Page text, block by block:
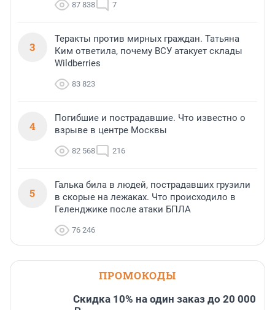
87 838 7
3
Теракты против мирных граждан. Татьяна
Ким ответила, почему ВСУ атакует склады
Wildberries
83 823
4
Погибшие и пострадавшие. Что известно о
взрыве в центре Москвы
82 568 216
5
Галька била в людей, пострадавших грузили
в скорые на лежаках. Что происходило в
Геленджике после атаки БПЛА
76 246
ПРОМОКОДЫ
Скидка 10% на один заказ до 20 000